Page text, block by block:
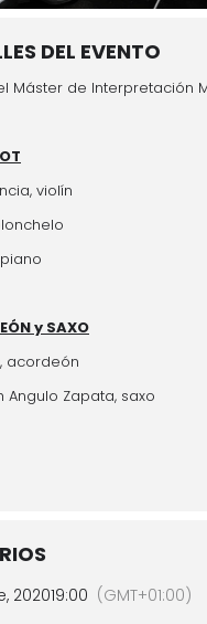
DEL EVENTO
Máster de Interpretación
violín
y SAXO
acordeón
Angulo Zapata, saxo
202019:00 (GMT+01:00)